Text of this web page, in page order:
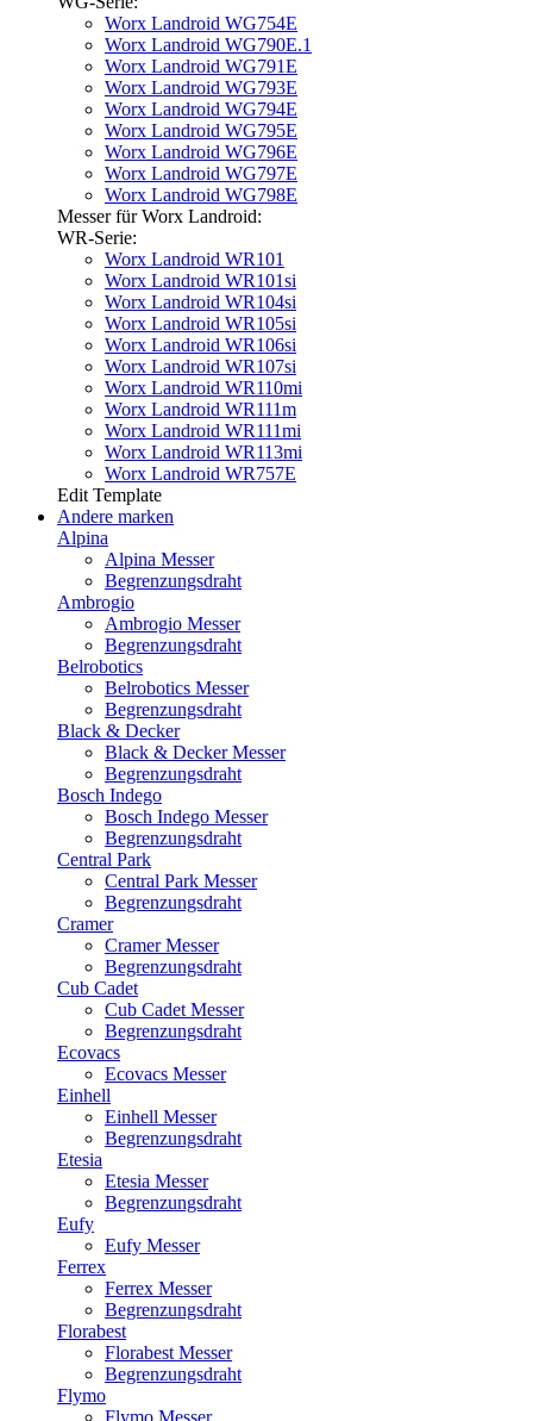
Worx Landroid WG754E
Worx Landroid WG790E.1
Worx Landroid WG791E
Worx Landroid WG793E
Worx Landroid WG794E
Worx Landroid WG795E
Worx Landroid WG796E
Worx Landroid WG797E
Worx Landroid WG798E
Messer für Worx Landroid:
WR-Serie:
Worx Landroid WR101
Worx Landroid WR101si
Worx Landroid WR104si
Worx Landroid WR105si
Worx Landroid WR106si
Worx Landroid WR107si
Worx Landroid WR110mi
Worx Landroid WR111m
Worx Landroid WR111mi
Worx Landroid WR113mi
Worx Landroid WR757E
Edit Template
Andere marken
Alpina
Alpina Messer
Begrenzungsdraht
Ambrogio
Ambrogio Messer
Begrenzungsdraht
Belrobotics
Belrobotics Messer
Begrenzungsdraht
Black & Decker
Black & Decker Messer
Begrenzungsdraht
Bosch Indego
Bosch Indego Messer
Begrenzungsdraht
Central Park
Central Park Messer
Begrenzungsdraht
Cramer
Cramer Messer
Begrenzungsdraht
Cub Cadet
Cub Cadet Messer
Begrenzungsdraht
Ecovacs
Ecovacs Messer
Einhell
Einhell Messer
Begrenzungsdraht
Etesia
Etesia Messer
Begrenzungsdraht
Eufy
Eufy Messer
Ferrex
Ferrex Messer
Begrenzungsdraht
Florabest
Florabest Messer
Begrenzungsdraht
Flymo